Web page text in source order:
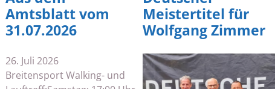
Amtsblatt vom
31.07.2026
26. Juli 2026
Breitensport Walking- und
Meistertitel für
Wolfgang Zimmer